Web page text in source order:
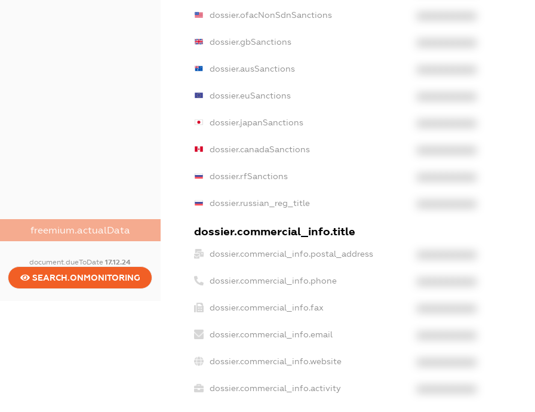
freemium.actualData
document.dueToDate17.12.24
SEARCH.ONMONITORING
dossier.ofacNonSdnSanctions
dossier.gbSanctions
dossier.ausSanctions
dossier.euSanctions
dossier.japanSanctions
dossier.canadaSanctions
dossier.rfSanctions
dossier.russian_reg_title
dossier.commercial_info.title
dossier.commercial_info.postal_address
dossier.commercial_info.phone
dossier.commercial_info.fax
dossier.commercial_info.email
dossier.commercial_info.website
dossier.commercial_info.activity